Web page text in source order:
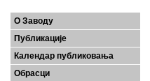
О Заводу
Публикације
Календар публиковања
Обрасци